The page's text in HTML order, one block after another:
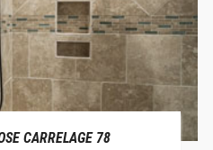
CARRELAGE 78